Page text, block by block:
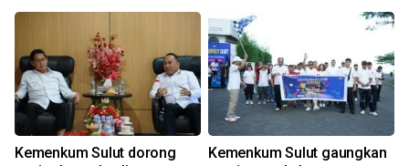
Kemenkum Sulut dorong
Kemenkum Sulut gaungkan